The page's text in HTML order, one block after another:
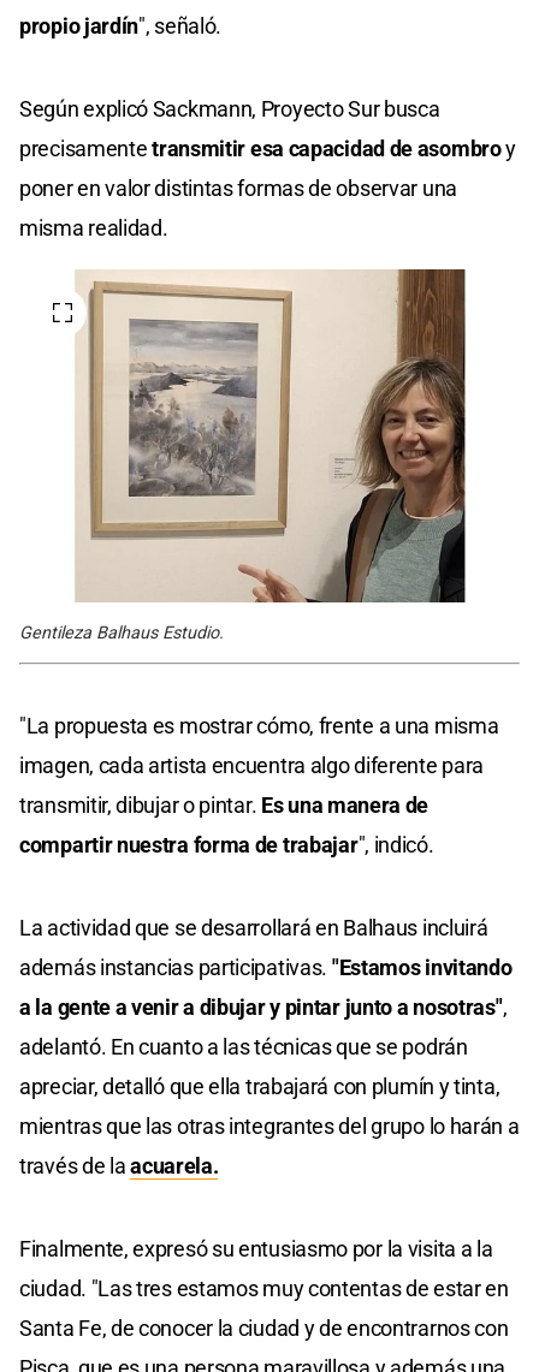
propio jardín", señaló.
Según explicó Sackmann, Proyecto Sur busca
precisamentetransmitir esa capacidad de asombroy
poner en valor distintas formas de observar una
misma realidad.
Gentileza Balhaus Estudio.
"La propuesta es mostrar cómo, frente a una misma
imagen, cada artista encuentra algo diferente para
transmitir, dibujar o pintar. Es una manera de
compartir nuestra forma de trabajar", indicó.
La actividad que se desarrollará en Balhaus incluirá
además instancias participativas. "Estamos invitando
a la gente a venir a dibujar y pintar junto a nosotras",
adelantó. En cuanto a las técnicas que se podrán
apreciar, detalló que ella trabajará con plumín y tinta,
mientras que las otras integrantes del grupo lo harán a
través de laacuarela.
Finalmente, expresó su entusiasmo por la visita a la
ciudad. "Las tres estamos muy contentas de estar en
Santa Fe, de conocer la ciudad y de encontrarnos con